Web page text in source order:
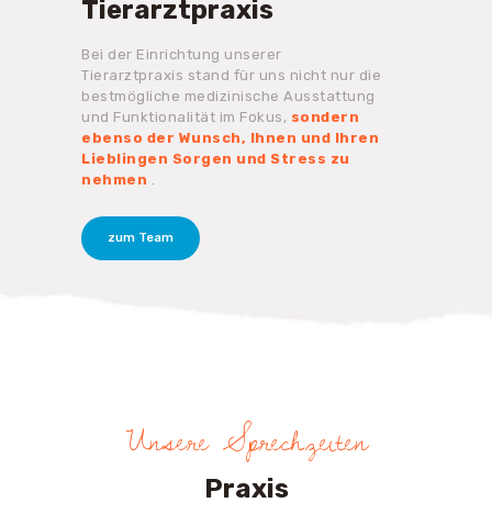
Tierarztpraxis
Bei der Einrichtung unserer
Tierarztpraxis stand für uns nicht nur die
bestmögliche medizinische Ausstattung
und Funktionalität im Fokus, sondern
ebenso der Wunsch, Ihnen und Ihren
Lieblingen Sorgen und Stress zu
nehmen .
zum Team
Unsere Sprechzeiten
Praxis